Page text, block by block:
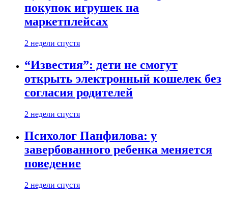
покупок игрушек на
маркетплейсах
2 недели спустя
“Известия”: дети не смогут
открыть электронный кошелек без
согласия родителей
2 недели спустя
Психолог Панфилова: у
завербованного ребенка меняется
поведение
2 недели спустя